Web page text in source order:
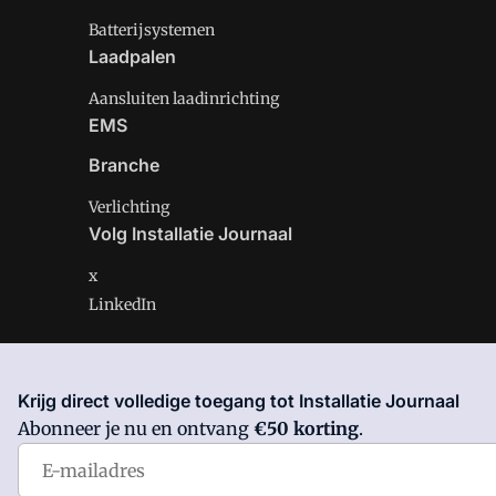
Batterijsystemen
Laadpalen
Aansluiten laadinrichting
EMS
Branche
Verlichting
Volg Installatie Journaal
x
LinkedIn
Installatie Journaal is onderdeel van VMN media. Lees in
VoorwaardenenPrivacy en Cookie beleid
Krijg direct volledige toegang tot Installatie Journaal
Abonneer je nu en ontvang €50 korting.